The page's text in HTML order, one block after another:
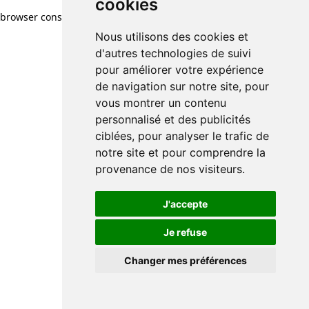
cookies
Nous utilisons des cookies et
d'autres technologies de suivi
pour améliorer votre expérience
de navigation sur notre site, pour
vous montrer un contenu
personnalisé et des publicités
ciblées, pour analyser le trafic de
notre site et pour comprendre la
provenance de nos visiteurs.
J'accepte
Je refuse
Changer mes préférences
browser console for more information)